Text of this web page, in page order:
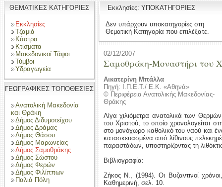
ΘΕΜΑΤΙΚΕΣ ΚΑΤΗΓΟΡΙΕΣ
Εκκλησίες
Τζαμιά
Κάστρα
Κτίσματα
Μακεδονικοί Τάφοι
Τύμβοι
Υδραγωγεία
ΓΕΩΓΡΑΦΙΚΕΣ ΤΟΠΟΘΕΣΙΕΣ
Ανατολική Μακεδονία
και Θράκη
Δήμος Διδυμοτείχου
Δήμος Δράμας
Δήμος Θάσου
Δήμος Μαρωνείας
Δήμος Σαμοθράκης
Δήμος Σώστου
Δήμος Φερών
Δήμος Φιλίππων
Παλιά Πόλη
Εκκλησίες: ΥΠΟΚΑΤΗΓΟΡΙΕΣ
Δεν υπάρχουν υποκατηγορίες στη
Θεματική Κατηγορία που επιλέξατε.
02/12/2007
Σαμοθράκη-Μοναστήρι του
Αικατερίνη Μπάλλα
Πηγή: Ι.Π.Ε.Τ./ Ε.Κ. «Αθηνά»
© Περιφέρεια Ανατολικής Μακεδονίας-
Θράκης
Λίγα χιλιόμετρα ανατολικά των
του Χριστού, το οποίο χρονολογείται
στο μονόχωρο καθολικό του ναού και
κατασκευασμένα από λίθινους
παραστάδων, υποστηρίζοντας τη
Βιβλιογραφία:
Ζήκος Ν., (1994). Οι Βυζαντινοί
Καθημερινή, σελ. 10.